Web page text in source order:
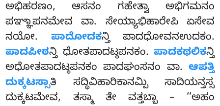
ಅಭಿಹರಣಂ, ಆಸನಂ ಗಹೇತ್ವಾ ಅಭಿಗಮನಂ
ಪಞ್ಞಾಪನಮೇವ ವಾ. ಸೇಯ್ಯಾಭಿಹಾರೇಪಿ ಏಸೇವ
ನಯೋ. ಪಾದೋದಕನ್ತಿ ಪಾದಧೋವನಉದಕಂ.
ಪಾದಪೀಠನ್ತಿ ಧೋತಪಾದಟ್ಠಪನಕಂ. ಪಾದಕಥಲಿಕನ್ತಿ
ಅಧೋತಪಾದಟ್ಠಪನಕಂ ಪಾದಘಂಸನಂ ವಾ. ಆಪತ್ತಿ
ದುಕ್ಕಟಸ್ಸಾತಿ ಸದ್ಧಿವಿಹಾರಿಕಾನಮ್ಪಿ ಸಾದಿಯನ್ತಸ್ಸ
ದುಕ್ಕಟಮೇವ, ತಸ್ಮಾ ತೇ ವತ್ತಬ್ಬಾ – ‘‘ಅಹಂ